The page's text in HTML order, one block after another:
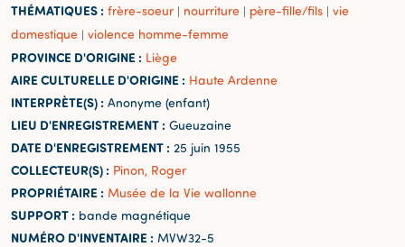
THÉMATIQUES : frère-soeur | nourriture | père-fille/fils | vie
domestique | violence homme-femme
PROVINCE D'ORIGINE : Liège
AIRE CULTURELLE D'ORIGINE : Haute Ardenne
INTERPRÈTE(S) : Anonyme (enfant)
LIEU D'ENREGISTREMENT : Gueuzaine
DATE D'ENREGISTREMENT : 25 juin 1955
COLLECTEUR(S) : Pinon, Roger
PROPRIÉTAIRE : Musée de la Vie wallonne
SUPPORT : bande magnétique
NUMÉRO D'INVENTAIRE : MVW32-5